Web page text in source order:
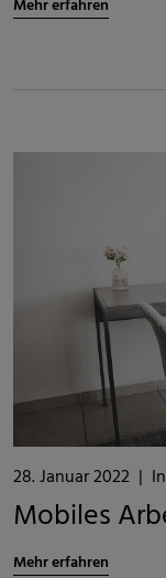
Mehr erfahren
28. Januar 2022 |
Mobiles
Mehr erfahren